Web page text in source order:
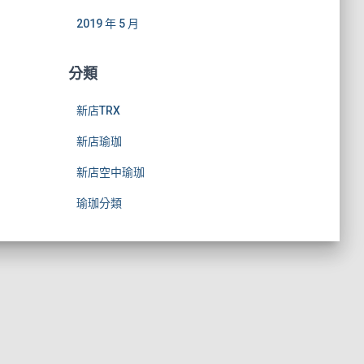
2019 年 5 月
分類
新店TRX
新店瑜珈
新店空中瑜珈
瑜珈分類